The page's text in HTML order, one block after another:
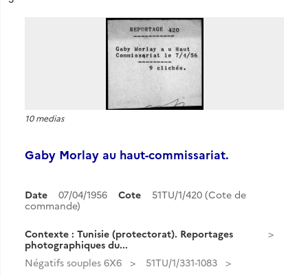
10 medias
Gaby Morlay au haut-commissariat.
Date 07/04/1956 Cote
51TU/1/420 (Cote de
commande)
Contexte : Tunisie (protectorat). Reportages
photographiques du...
Négatifs souples 6X6
51TU/1/331-1083